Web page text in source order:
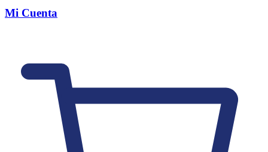
Mi Cuenta